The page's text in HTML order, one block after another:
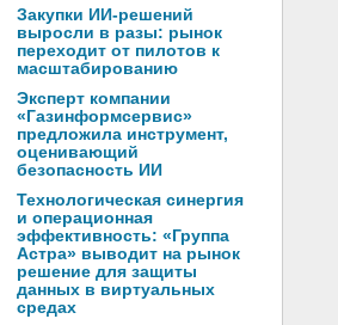
Закупки ИИ-решений
выросли в разы: рынок
переходит от пилотов к
масштабированию
Эксперт компании
«Газинформсервис»
предложила инструмент,
оценивающий
безопасность ИИ
Технологическая синергия
и операционная
эффективность: «Группа
Астра» выводит на рынок
решение для защиты
данных в виртуальных
средах